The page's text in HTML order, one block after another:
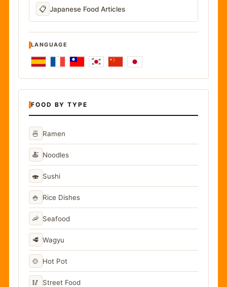
📋 Japanese Food Articles
LANGUAGE
FOOD BY TYPE
🍜 Ramen
🍝 Noodles
🍣 Sushi
🍚 Rice Dishes
🦐 Seafood
🥩 Wagyu
🍲 Hot Pot
🥢 Street Food